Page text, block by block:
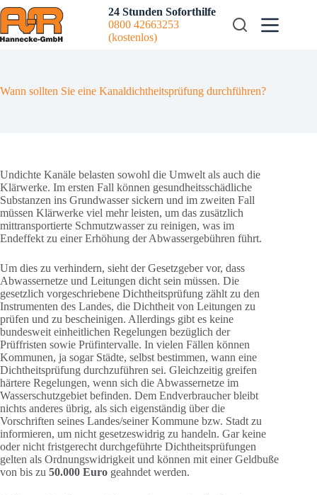
Zum
Inhalt
springen
24 Stunden Soforthilfe
0800 42663253
(kostenlos)
Wann sollten Sie eine Kanaldichtheitsprüfung durchführen?
Undichte Kanäle belasten sowohl die Umwelt als auch die
Klärwerke. Im ersten Fall können gesundheitsschädliche
Substanzen ins Grundwasser sickern und im zweiten Fall
müssen Klärwerke viel mehr leisten, um das zusätzlich
mittransportierte Schmutzwasser zu reinigen, was im
Endeffekt zu einer Erhöhung der Abwassergebühren führt.
Um dies zu verhindern, sieht der Gesetzgeber vor, dass
Abwassernetze und Leitungen dicht sein müssen. Die
gesetzlich vorgeschriebene Dichtheitsprüfung zählt zu den
Instrumenten des Landes, die Dichtheit von Leitungen zu
prüfen und zu bescheinigen. Allerdings gibt es keine
bundesweit einheitlichen Regelungen bezüglich der
Prüffristen sowie Prüfintervalle. In vielen Fällen können
Kommunen, ja sogar Städte, selbst bestimmen, wann eine
Dichtheitsprüfung durchzuführen sei. Gleichzeitig greifen
härtere Regelungen, wenn sich die Abwassernetze im
Wasserschutzgebiet befinden. Dem Endverbraucher bleibt
nichts anderes übrig, als sich eigenständig über die
Vorschriften seines Landes/seiner Kommune bzw. Stadt zu
informieren, um nicht gesetzeswidrig zu handeln. Gar keine
oder nicht fristgerecht durchgeführte Dichtheitsprüfungen
gelten als Ordnungswidrigkeit und können mit einer Geldbuße
von bis zu 50.000 Euro geahndet werden.